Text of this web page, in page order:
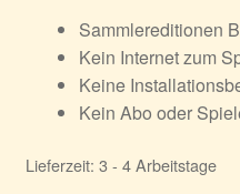
Sammlereditionen
Kein Internet zum
Keine
Kein Abo oder
Lieferzeit: 3 - 4 Arbeitstage